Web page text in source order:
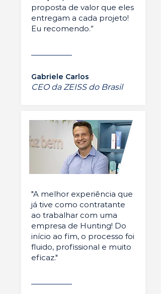
proposta de valor que eles
entregam a cada projeto!
Eu recomendo.”
Gabriele Carlos
CEO da ZEISS do Brasil
"A melhor experiência que
já tive como contratante
ao trabalhar com uma
empresa de Hunting! Do
início ao fim, o processo foi
fluido, profissional e muito
eficaz."